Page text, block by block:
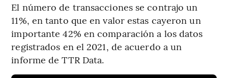
El número de transacciones se contrajo un
11%, en tanto que en valor estas cayeron un
importante 42% en comparación a los datos
registrados en el 2021, de acuerdo a un
informe de TTR Data.